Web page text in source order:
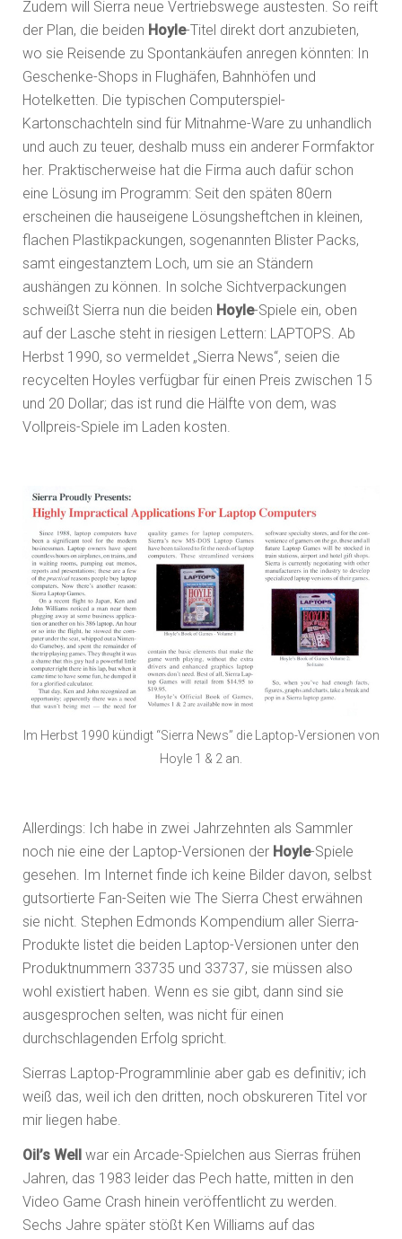
Zudem will Sierra neue Vertriebswege austesten. So reift
der Plan, die beiden Hoyle-Titel direkt dort anzubieten,
wo sie Reisende zu Spontankäufen anregen könnten: In
Geschenke-Shops in Flughäfen, Bahnhöfen und
Hotelketten. Die typischen Computerspiel-
Kartonschachteln sind für Mitnahme-Ware zu unhandlich
und auch zu teuer, deshalb muss ein anderer Formfaktor
her. Praktischerweise hat die Firma auch dafür schon
eine Lösung im Programm: Seit den späten 80ern
erscheinen die hauseigene Lösungsheftchen in kleinen,
flachen Plastikpackungen, sogenannten Blister Packs,
samt eingestanztem Loch, um sie an Ständern
aushängen zu können. In solche Sichtverpackungen
schweißt Sierra nun die beiden Hoyle-Spiele ein, oben
auf der Lasche steht in riesigen Lettern: LAPTOPS. Ab
Herbst 1990, so vermeldet „Sierra News“, seien die
recycelten Hoyles verfügbar für einen Preis zwischen 15
und 20 Dollar; das ist rund die Hälfte von dem, was
Vollpreis-Spiele im Laden kosten.
Im Herbst 1990 kündigt “Sierra News” die Laptop-Versionen von
Hoyle 1 & 2 an.
Allerdings: Ich habe in zwei Jahrzehnten als Sammler
noch nie eine der Laptop-Versionen der Hoyle-Spiele
gesehen. Im Internet finde ich keine Bilder davon, selbst
gutsortierte Fan-Seiten wie The Sierra Chest erwähnen
sie nicht. Stephen Edmonds Kompendium aller Sierra-
Produkte listet die beiden Laptop-Versionen unter den
Produktnummern 33735 und 33737, sie müssen also
wohl existiert haben. Wenn es sie gibt, dann sind sie
ausgesprochen selten, was nicht für einen
durchschlagenden Erfolg spricht.
Sierras Laptop-Programmlinie aber gab es definitiv; ich
weiß das, weil ich den dritten, noch obskureren Titel vor
mir liegen habe.
Oil’s Well war ein Arcade-Spielchen aus Sierras frühen
Jahren, das 1983 leider das Pech hatte, mitten in den
Video Game Crash hinein veröffentlicht zu werden.
Sechs Jahre später stößt Ken Williams auf das